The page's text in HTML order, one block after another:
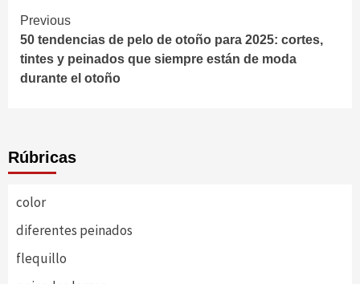
Continue
Reading
Previous
50 tendencias de pelo de otoño para 2025: cortes,
tintes y peinados que siempre están de moda
durante el otoño
Rúbricas
color
diferentes peinados
flequillo